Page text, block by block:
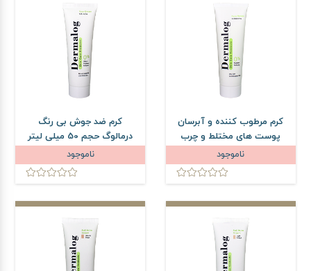
کرم مرطوب کننده و آبرسان
پوست های مختلط و چرب
درمالوگ حجم 50 میلی لیتر
ناموجود
کرم ضد جوش بی رنگ
درمالوگ حجم 50 میلی لیتر
ناموجود